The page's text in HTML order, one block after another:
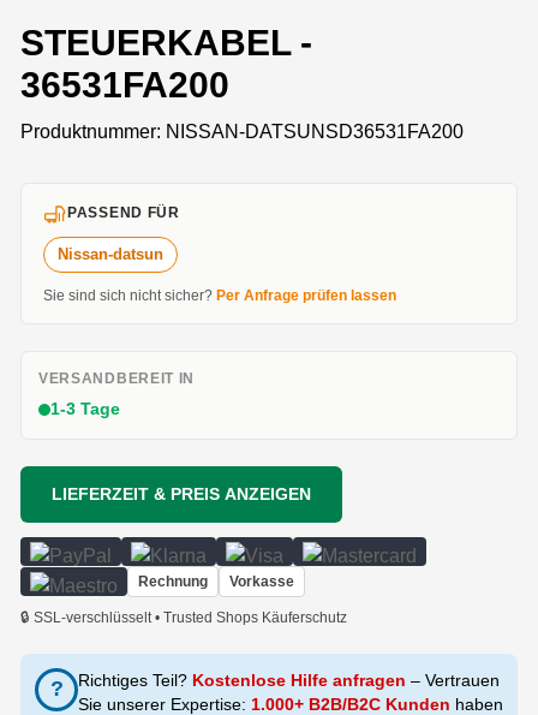
STEUERKABEL -
36531FA200
Produktnummer: NISSAN-DATSUNSD36531FA200
PASSEND FÜR
Nissan-datsun
Sie sind sich nicht sicher? Per Anfrage prüfen lassen
VERSANDBEREIT IN
1-3 Tage
LIEFERZEIT & PREIS ANZEIGEN
Rechnung Vorkasse
🔒 SSL-verschlüsselt • Trusted Shops Käuferschutz
? Richtiges Teil? Kostenlose Hilfe anfragen – Vertrauen
Sie unserer Expertise: 1.000+ B2B/B2C Kunden haben